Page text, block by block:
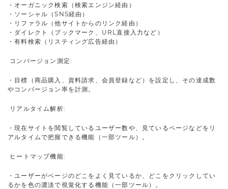
・オーガニック検索（検索エンジン経由）
・ソーシャル（SNS経由）
・リファラル（他サイトからのリンク経由）
・ダイレクト（ブックマーク、URL直接入力など）
・有料検索（リスティング広告経由）
コンバージョン測定:
・目標（商品購入、資料請求、会員登録など）を設定し、その達成数
やコンバージョン率を計測。
リアルタイム解析:
・現在サイトを閲覧しているユーザー数や、見ているページなどをリ
アルタイムで把握できる機能（一部ツール）。
ヒートマップ機能:
・ユーザーがページのどこをよく見ているか、どこをクリックしてい
るかを色の濃淡で視覚化する機能（一部ツール）。